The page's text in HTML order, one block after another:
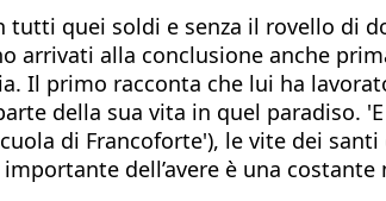
tutti quei soldi e senza il rovello di
arrivati alla conclusione anche
Il primo racconta che lui ha
della sua vita in quel paradiso.
di Francoforte'), le vite dei
dell’avere è una